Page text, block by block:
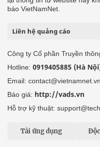
báo VietNamNet.
Liên hệ quảng cáo
Công ty Cổ phần Truyền
Hotline: 0919405885 (Hà
Email: contact@vietnamnet.vn
Báo giá: http://vads.vn
Hỗ trợ kỹ thuật:
Tải ứng dụng